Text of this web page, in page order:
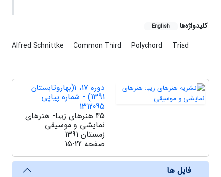
کلیدواژه‌ها English
Alfred Schnittke Common Third Polychord Triad
دوره 17، 1(بهاروتابستان
1391) - شماره پیاپی
1312095
45 هنرهای زیبا- هنرهای
نمایشی و موسیقی
زمستان 1391
صفحه 15-22
فایل ها